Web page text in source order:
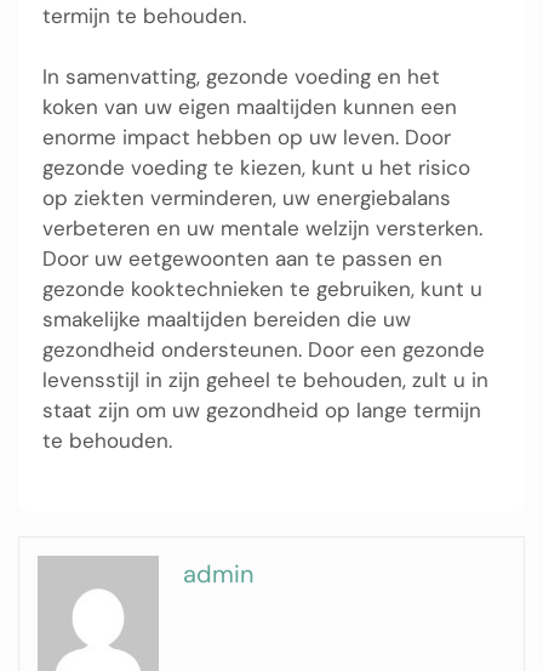
termijn te behouden.
In samenvatting, gezonde voeding en het
koken van uw eigen maaltijden kunnen een
enorme impact hebben op uw leven. Door
gezonde voeding te kiezen, kunt u het risico
op ziekten verminderen, uw energiebalans
verbeteren en uw mentale welzijn versterken.
Door uw eetgewoonten aan te passen en
gezonde kooktechnieken te gebruiken, kunt u
smakelijke maaltijden bereiden die uw
gezondheid ondersteunen. Door een gezonde
levensstijl in zijn geheel te behouden, zult u in
staat zijn om uw gezondheid op lange termijn
te behouden.
admin